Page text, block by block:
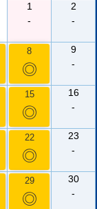
1
-
2
-
8
◎
9
-
15
◎
16
-
22
◎
23
-
29
◎
30
-